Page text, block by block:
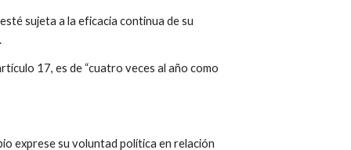
sujeta a la eficacia continua de su
17, es de “cuatro veces al año como
exprese su voluntad política en relación